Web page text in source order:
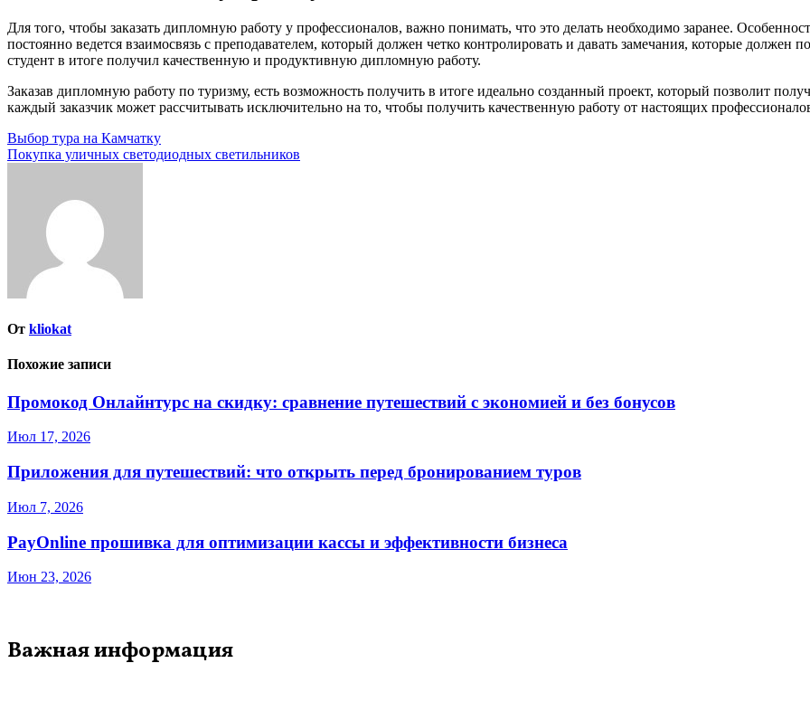
Для того, чтобы заказать дипломную работу у профессионалов, важно понимать, что это делать необходимо заранее.
постоянно ведется взаимосвязь с преподавателем, который должен четко контролировать и давать замечания, которые должен
студент в итоге получил качественную и продуктивную дипломную работу.
Заказав дипломную работу по туризму, есть возможность получить в итоге идеально созданный проект, который позволит
каждый заказчик может рассчитывать исключительно на то, чтобы получить качественную работу от настоящих
Навигация
по
Выбор тура на Камчатку
Покупка уличных светодиодных светильников
От kliokat
Похожие записи
Промокод Онлайнтурс на скидку: сравнение путешествий с экономией и без бонусов
Июл 17, 2026
Приложения для путешествий: что открыть перед бронированием туров
Июл 7, 2026
PayOnline прошивка для оптимизации кассы и эффективности бизнеса
Июн 23, 2026
Важная информация